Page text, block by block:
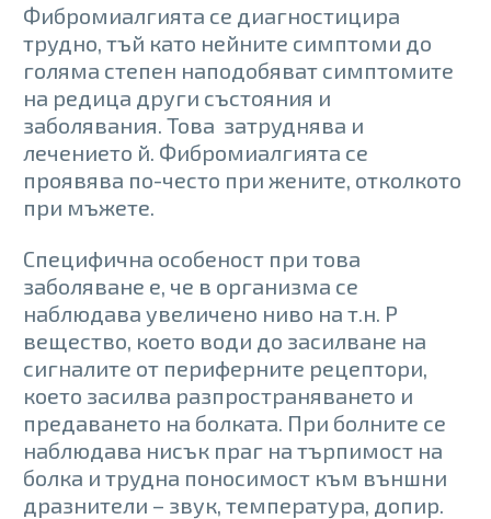
Фибромиалгията се диагностицира
трудно, тъй като нейните симптоми до
голяма степен наподобяват симптомите
на редица други състояния и
заболявания. Това затруднява и
лечението й. Фибромиалгията се
проявява по-често при жените, отколкото
при мъжете.
Специфична особеност при това
заболяване е, че в организма се
наблюдава увеличено ниво на т.н. Р
вещество, което води до засилване на
сигналите от периферните рецептори,
което засилва разпространяването и
предаването на болката. При болните се
наблюдава нисък праг на търпимост на
болка и трудна поносимост към външни
дразнители – звук, температура, допир.